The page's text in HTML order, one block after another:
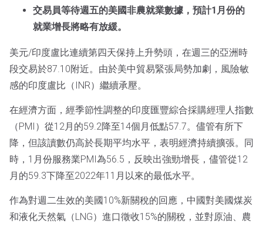
交易員等待週五的美國非農就業數據，預計1月份的
就業增長將略有放緩。
美元/印度盧比連續第四天保持上升勢頭，在週三的亞洲時
段交易於87.10附近。由於美中貿易緊張局勢加劇，風險敏
感的印度盧比（INR）繼續承壓。
在經濟方面，經季節性調整的印度匯豐綜合採購經理人指數
（PMI）從12月的59.2降至14個月低點57.7。儘管有所下
降，但該讀數仍高於長期平均水平，表明經濟持續擴張。同
時，1月份服務業PMI為56.5，反映出強勁增長，儘管從12
月的59.3下降至2022年11月以來的最低水平。
作為對週二生效的美國10%新關稅的回應，中國對美國煤炭
和液化天然氣（LNG）進口徵收15%的關稅，並對原油、農